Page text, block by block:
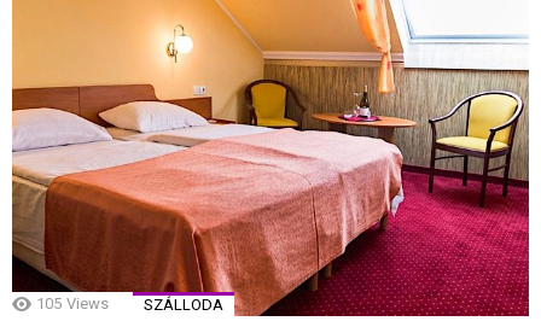
105 Views SZÁLLODA